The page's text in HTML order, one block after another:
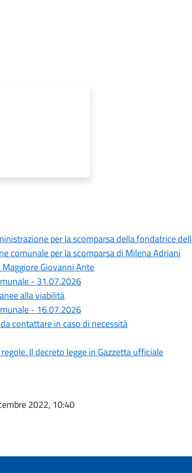
per la scomparsa della fondatrice
comunale per la scomparsa di Milena Adriani
Giovanni Ante
- 31.07.2026
alla viabilità
- 16.07.2026
contattare in caso di necessità
Il decreto legge in Gazzetta ufficiale
2022, 10:40